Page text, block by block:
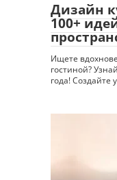
Дизайн
100+
Ищете
гостиной?
года! Создайте